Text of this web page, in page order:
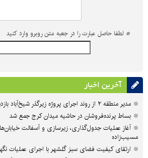
* لطفا حاصل عبارت را در جعبه متن روبرو وارد کنید
آخرین اخبار
مدیر منطقه ۲ از روند اجرای پروژه زیرگذر شیخ‌آباد بازدید کرد
بساط پرنده‌فروشان در حاشیه میدان کرج جمع شد
آغاز عملیات جدول‌گذاری، زیرسازی و آسفالت
مسیب‌زاده
ارتقای کیفیت فضای سبز گلشهر با اجرای عملیات